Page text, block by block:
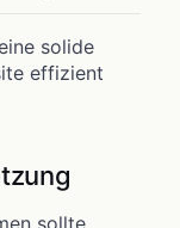
solide
effizient
sollte